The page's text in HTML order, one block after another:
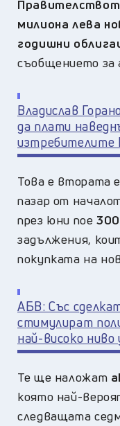
милиона лева
годишни
съобщението за
Владислав
да плати
изтребителите
Това е втората
пазар от
през юни пое
задължения,
покупката на
АБВ: Със
стимулират
най-високо ниво
Те ще наложат
която най-
следващата